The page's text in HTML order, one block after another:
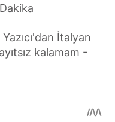
İtalyan
kalamam -